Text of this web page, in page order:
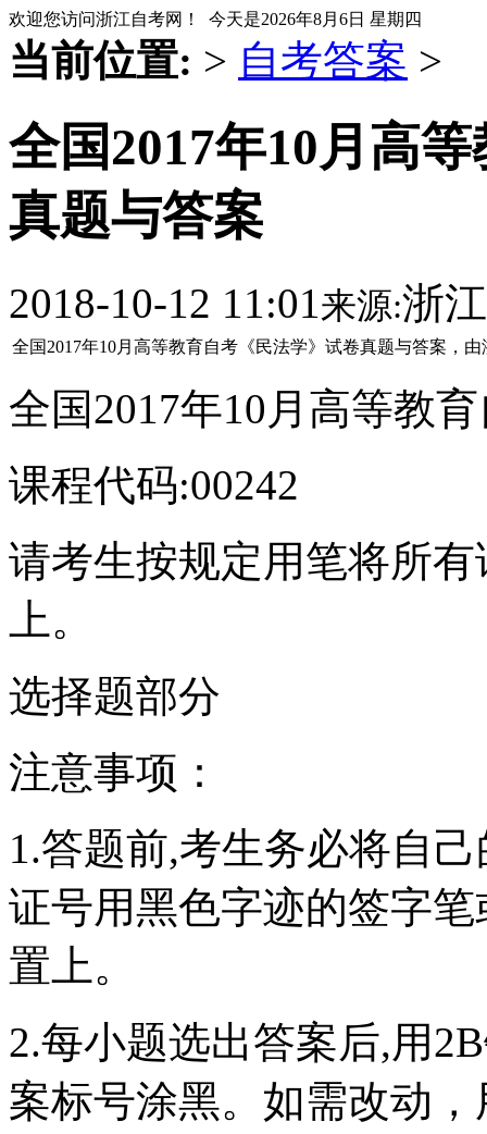
欢迎您访问浙江自考网！ 今天是2026年8月6日 星期四
当前位置: > 自考答案 >
全国2017年10月高
真题与答案
2018-10-12 11:01来源:浙
全国2017年10月高等教育自考《民法学》试卷真题与答案，
全国2017年10月高等教
课程代码:00242
请考生按规定用笔将所
上。
选择题部分
注意事项：
1.答题前,考生务必将自
证号用黑色字迹的签字
置上。
2.每小题选出答案后,用
案标号涂黑。如需改动